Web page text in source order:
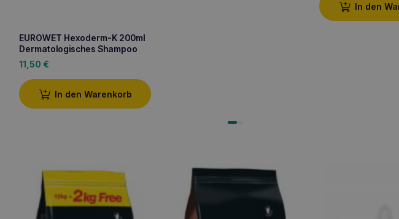
EUROWET Hexoderm-K 200ml
Dermatologisches Shampoo
11,50 €
In den Warenkorb
In den